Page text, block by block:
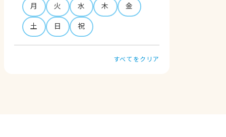
月 火 水 木
金
土
日 祝
すべてをクリア